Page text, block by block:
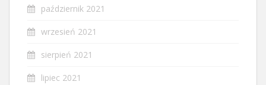
październik 2021
wrzesień 2021
sierpień 2021
lipiec 2021